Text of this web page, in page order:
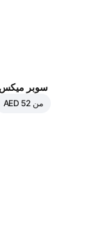
سوبر ميكس
منAED 52